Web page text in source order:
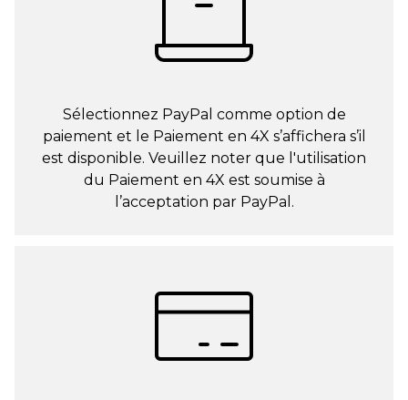
Sélectionnez PayPal comme option de
paiement et le Paiement en 4X s’affichera s’il
est disponible. Veuillez noter que l'utilisation
du Paiement en 4X est soumise à
l’acceptation par PayPal.